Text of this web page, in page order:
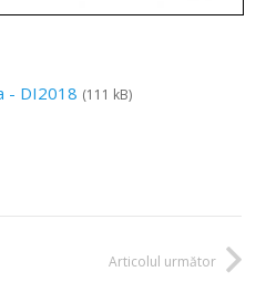
- DI2018 (111 kB)
Articolul următor